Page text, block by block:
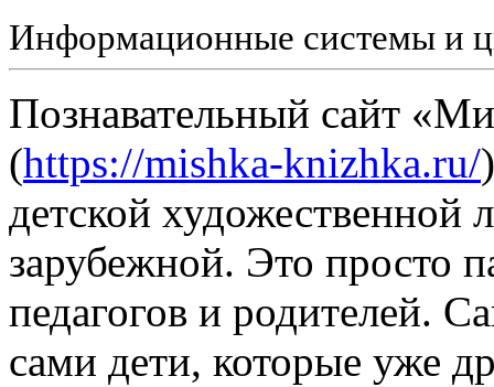
Информационные системы и
Познавательный сайт
(https://mishka-knizhka.ru/
детской художественной
зарубежной. Это просто
педагогов и родителей.
сами дети, которые уже